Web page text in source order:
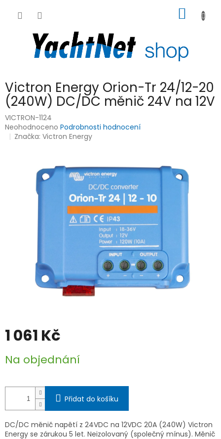
KOŠÍK
Victron Energy Orion-Tr 24/12-20
(240W) DC/DC měnič 24V na 12V
VICTRON-1124
Průměrné
hodnocení
hvězdiček.
Neohodnoceno Podrobnosti hodnocení
Značka:Victron Energy
1 061 Kč
cena:
Na objednání
Přidat do košíku
DC/DC měnič napětí z 24VDC na 12VDC 20A (240W) Victron
Energy se zárukou 5 let. Neizolovaný (společný mínus). Měnič